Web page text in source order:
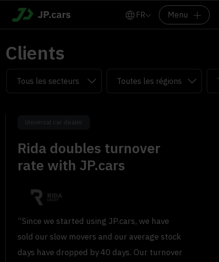
FR Menu
Clients
Universal car dealer
Rida doubles turnover
rate with JP.cars
“Since we started using JP.cars, we have
sold our slow movers and our average stock
days have dropped by 40 days. Our turnover